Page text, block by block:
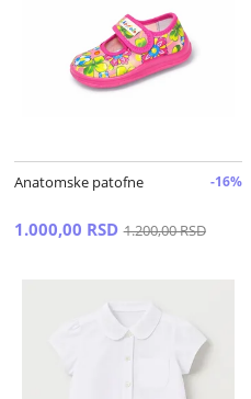
Anatomske patofne -16%
1.000,00 RSD 1.200,00 RSD